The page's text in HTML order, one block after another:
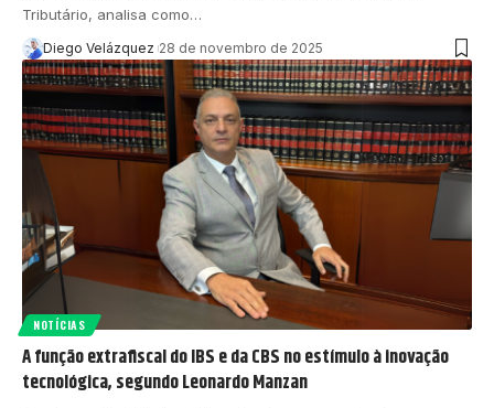
Tributário, analisa como…
Diego Velázquez 28 de novembro de 2025
NOTÍCIAS
A função extrafiscal do IBS e da CBS no estímulo à inovação
tecnológica, segundo Leonardo Manzan